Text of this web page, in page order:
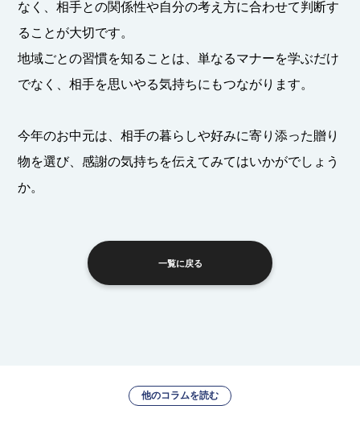
なく、相手との関係性や自分の考え方に合わせて判断す
ることが大切です。
地域ごとの習慣を知ることは、単なるマナーを学ぶだけ
でなく、相手を思いやる気持ちにもつながります。
今年のお中元は、相手の暮らしや好みに寄り添った贈り
物を選び、感謝の気持ちを伝えてみてはいかがでしょう
か。
一覧に戻る
他のコラムを読む